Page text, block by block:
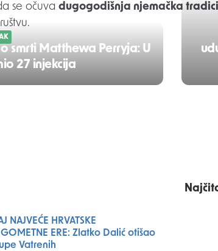
se očuva dugogodišnja njemačka
smrti Matthewa Perryja: U
27 injekcija
NAJVEĆE HRVATSKE
ERE: Zlatko Dalić otišao
Vatrenih